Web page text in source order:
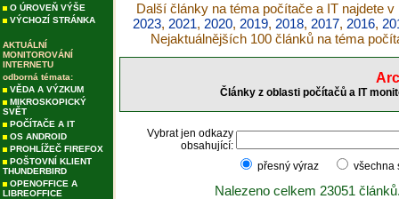
O ÚROVEŇ VÝŠE
VÝCHOZÍ STRÁNKA
AKTUÁLNÍ
MONITOROVÁNÍ
INTERNETU
odborná témata:
VĚDA A VÝZKUM
MIKROSKOPICKÝ
SVĚT
POČÍTAČE A IT
OS ANDROID
PROHLÍŽEČ FIREFOX
POŠTOVNÍ KLIENT
THUNDERBIRD
OPENOFFICE A
LIBREOFFICE
Další články na téma počítače a IT najdete
2023, 2021, 2020, 2019, 2018, 2017, 2016,
Nejaktuálnějších 100 článků na téma
Články z oblasti počítačů a IT
Vybrat jen odkazy
obsahující:
přesný výraz
Nalezeno celkem 23051